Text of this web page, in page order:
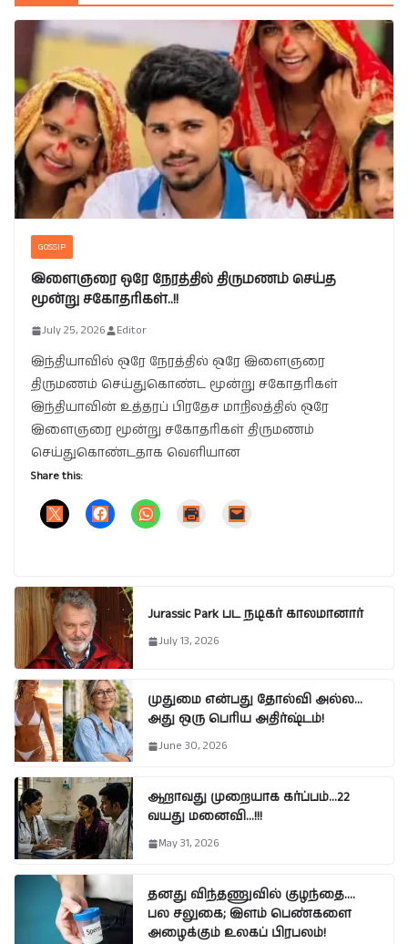
GOSSIP
இளைஞரை ஒரே நேரத்தில் திருமணம் செய்த
மூன்று சகோதரிகள்..!!
July 25, 2026 Editor
இந்தியாவில் ஒரே நேரத்தில் ஒரே இளைஞரை
திருமணம் செய்துகொண்ட மூன்று சகோதரிகள்
இந்தியாவின் உத்தரப் பிரதேச மாநிலத்தில் ஒரே
இளைஞரை மூன்று சகோதரிகள் திருமணம்
செய்துகொண்டதாக வெளியான
Share this:
Jurassic Park பட நடிகர் காலமானார்
July 13, 2026
முதுமை என்பது தோல்வி அல்ல…
அது ஒரு பெரிய அதிர்ஷ்டம்!
June 30, 2026
ஆறாவது முறையாக கர்ப்பம்…22
வயது மனைவி…!!!
May 31, 2026
தனது விந்தணுவில் குழந்தை….
பல சலுகை; இளம் பெண்களை
அழைக்கும் உலகப் பிரபலம்!